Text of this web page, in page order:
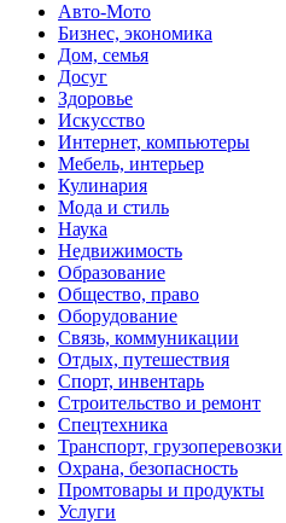
Авто-Мото
Бизнес, экономика
Дом, семья
Досуг
Здоровье
Искусство
Интернет, компьютеры
Мебель, интерьер
Кулинария
Мода и стиль
Наука
Недвижимость
Образование
Общество, право
Оборудование
Связь, коммуникации
Отдых, путешествия
Спорт, инвентарь
Строительство и ремонт
Спецтехника
Транспорт, грузоперевозки
Охрана, безопасность
Промтовары и продукты
Услуги